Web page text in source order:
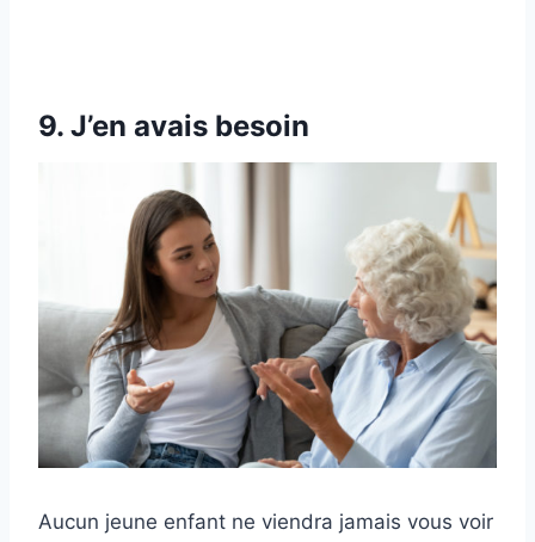
9. J’en avais besoin
Aucun jeune enfant ne viendra jamais vous voir